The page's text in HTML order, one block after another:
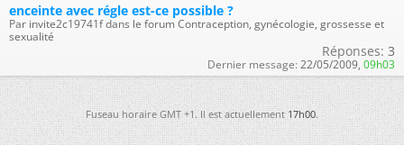
enceinte avec régle est-ce possible ?
Par invite2c19741f dans le forum Contraception, gynécologie, grossesse et
sexualité
Réponses: 3
Dernier message: 22/05/2009, 09h03
Fuseau horaire GMT +1. Il est actuellement17h00.